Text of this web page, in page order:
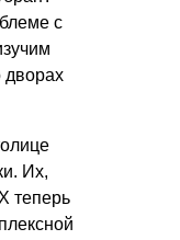
с
дворах
Их,
теперь